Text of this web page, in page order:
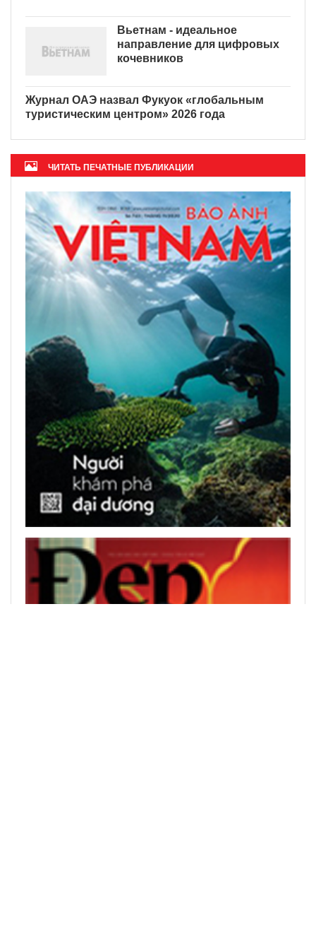
Данные о вьетнамских
агентствах печати в 2022 г.
Вьетнам - идеальное
направление для цифровых
кочевников
Журнал ОАЭ назвал Фукуок
«глобальным туристическим
центром» 2026 года
ЧИТАТЬ ПЕЧАТНЫЕ ПУБЛИКАЦИИ